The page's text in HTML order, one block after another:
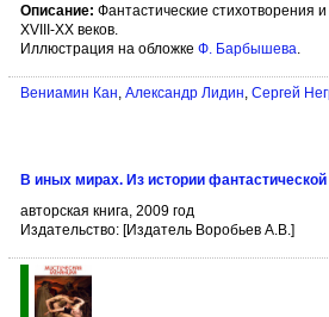
Описание: Фантастические стихотворения
XVIII-XX веков.
Иллюстрация на обложке Ф. Барбышева
Вениамин Кан Александр Лидин Сергей
В иных мирах. Из истории
авторская книга, 2009 год
Издательство: [Издатель Воробьев А.В.]